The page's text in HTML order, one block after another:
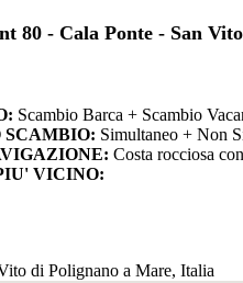
80 - Cala Ponte - San
Scambio Barca + Scambio
Simultaneo + Non
Costa rocciosa
VICINO:
di Polignano a Mare, Italia